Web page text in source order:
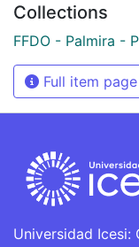
Collections
FFDO - Palmira -
Full item page
Universidad Icesi: